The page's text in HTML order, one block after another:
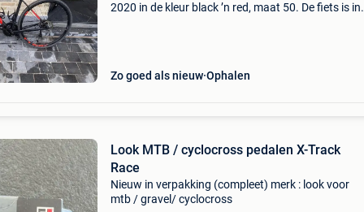
2020 in de kleur black ’n red, maat 50. De fiets is in
Zo goed als nieuw Ophalen
Look MTB / cyclocross pedalen X-Track
Race
Nieuw in verpakking (compleet) merk : look voor
mtb / gravel/ cyclocross